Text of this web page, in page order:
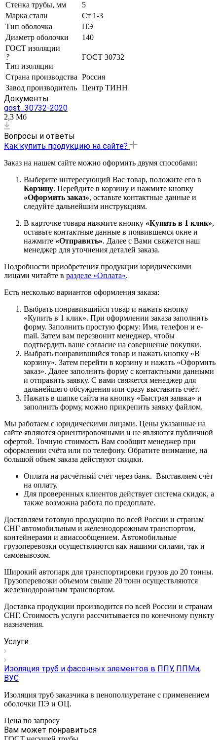
Стенка трубы, мм
5
Марка стали
Ст 1-3
Тип оболочка
ПЭ
Диаметр оболочки
140
ГОСТ изоляции
?
Тип изоляции
ГОСТ 30732
Страна производства Россия
Завод производитель Центр ТИНН
Документы
gost_30732-2020
2,3 Мб
Вопросы и ответы
Как купить продукцию на сайте?
Заказ на нашем сайте можно оформить двумя способами:
Выберите интересующий Вас товар, положите его в
Корзину. Перейдите в корзину и нажмите кнопку
«Оформить заказ», оставьте контактные данные и
следуйте дальнейшим инструкциям.
В карточке товара нажмите кнопку «Купить в 1 клик»,
оставьте контактные данные в появившемся окне и
нажмите «Отправить». Далее с Вами свяжется наш
менеджер для уточнения деталей заказа.
Подробности приобретения продукции юридическими
лицами читайте в разделе «Оплата».
Есть несколько вариантов оформления заказа:
Выбрать понравившийся товар и нажать кнопку
«Купить в 1 клик». При оформлении заказа заполнить
форму. Заполнить простую форму: Имя, телефон и e-
mail. Затем вам перезвонит менеджер, чтобы
подтвердить ваше согласие на совершение покупки.
Выбрать понравившийся товар и нажать кнопку «В
корзину». Затем перейти в корзину и нажать «Оформить
заказ». Далее заполнить форму с контактными данными
и отправить заявку. С вами свяжется менеджер для
дальнейшего обсуждения или сразу выставить счёт.
Нажать в шапке сайта на кнопку «Быстрая заявка» и
заполнить форму, можно прикрепить заявку файлом.
Мы работаем с юридическими лицами. Цены указанные на
сайте являются ориентировочными и не являются публичной
офертой. Точную стоимость Вам сообщит менеджер при
оформлении счёта или по телефону. Обратите внимание, на
большой объем заказа действуют скидки.
Оплата на расчётный счёт через банк. Выставляем счёт
на оплату.
Для проверенных клиентов действует система скидок, а
также возможна работа по предоплате.
Доставляем готовую продукцию по всей России и странам
СНГ автомобильным и железнодорожным транспортом,
контейнерами и авиасообщением. Автомобильные
грузоперевозки осуществляются как нашими силами, так и
самовывозом.
Широкий автопарк для транспортировки грузов до 20 тонны.
Грузоперевозки объемом свыше 20 тонн осуществляются
железнодорожным транспортом.
Доставка продукции производится по всей России и странам
СНГ. Стоимость услуги рассчитывается по конечному пункту
назначения.
Услуги
Изоляция труб и фасонных элементов в ППУ, ППМи,
ВУС
Изоляция труб заказчика в пенополиуретане с применением
оболочки ПЭ и ОЦ.
Цена по запросу
Вам может понравиться